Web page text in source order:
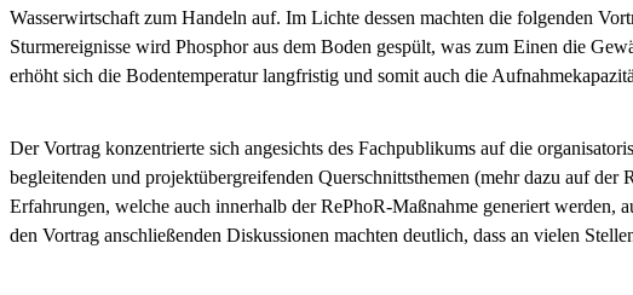
Wasserwirtschaft zum Handeln auf. Im Lichte dessen machten die folgenden
Sturmereignisse wird Phosphor aus dem Boden gespült, was zum Einen die
erhöht sich die Bodentemperatur langfristig und somit auch die
Der Vortrag konzentrierte sich angesichts des Fachpublikums auf die
begleitenden und projektübergreifenden Querschnittsthemen (mehr dazu auf
Erfahrungen, welche auch innerhalb der RePhoR-Maßnahme generiert werden,
den Vortrag anschließenden Diskussionen machten deutlich, dass an vielen